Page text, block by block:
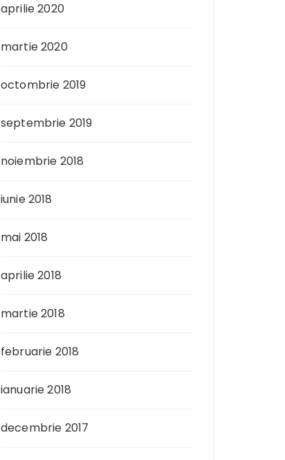
aprilie 2020
martie 2020
octombrie 2019
septembrie 2019
noiembrie 2018
iunie 2018
mai 2018
aprilie 2018
martie 2018
februarie 2018
ianuarie 2018
decembrie 2017